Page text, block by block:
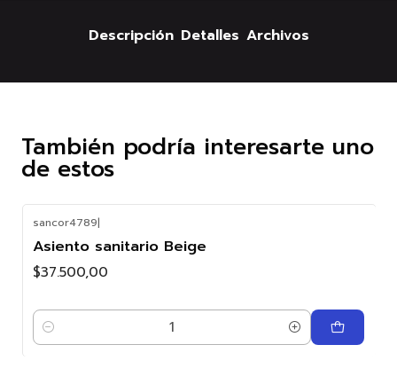
Descripción Detalles Archivos
También podría interesarte uno
de estos
sancor4789|
Asiento sanitario Beige
$37.500,00
Cantidad